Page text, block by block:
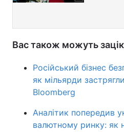
Вас також можуть
Російський бізнес
як мільярди
Bloomberg
Аналітик попередив
валютному ринку: як